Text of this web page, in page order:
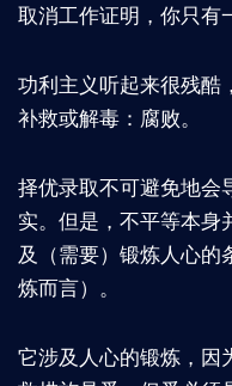
取消工作证明，你只有
功利主义听起来很残酷
补救或解毒：腐败。
择优录取不可避免地会
实。但是，不平等本身
及（需要）锻炼人心的
炼而言）。
它涉及人心的锻炼，因